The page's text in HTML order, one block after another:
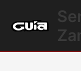
contenido